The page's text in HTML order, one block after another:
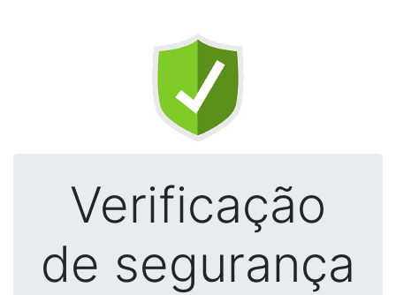
Verificação
de segurança